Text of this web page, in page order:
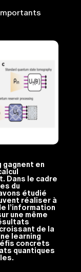
gagnent en
Dans le cadre
du
étudié
réaliser à
l’information
une même
de la
learning
concrets
quantiques